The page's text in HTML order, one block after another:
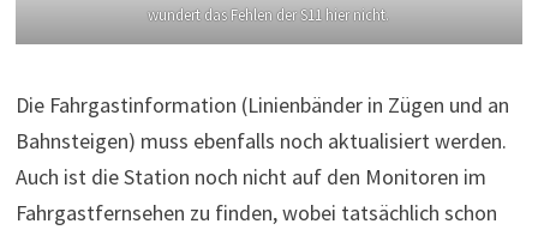
wundert das Fehlen der S11 hier nicht.
Die Fahrgastinformation (Linienbänder in Zügen und an
Bahnsteigen) muss ebenfalls noch aktualisiert werden.
Auch ist die Station noch nicht auf den Monitoren im
Fahrgastfernsehen zu finden, wobei tatsächlich schon